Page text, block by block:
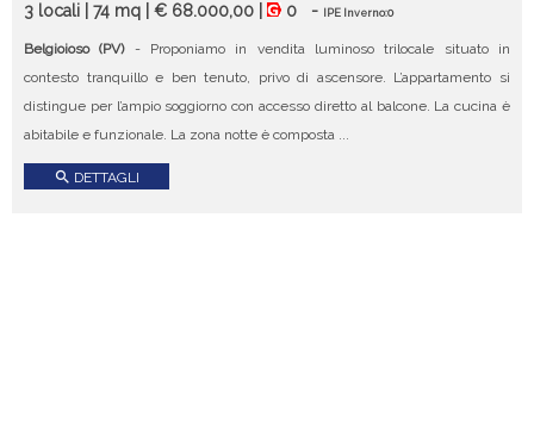
3 locali | 74 mq | € 68.000,00 | 0 - IPE Inverno:0
Belgioioso (PV)- Proponiamo in vendita luminoso trilocale situato in
contesto tranquillo e ben tenuto, privo di ascensore. L’appartamento si
distingue per l’ampio soggiorno con accesso diretto al balcone. La cucina è
abitabile e funzionale. La zona notte è composta ...
search DETTAGLI